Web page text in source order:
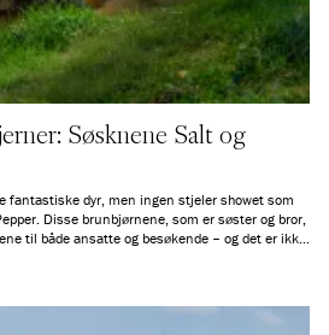
Søsknene Salt og
fantastiske dyr, men ingen stjeler showet som
Disse brunbjørnene, som er søster og bror,
til både ansatte og besøkende – og det er ikke